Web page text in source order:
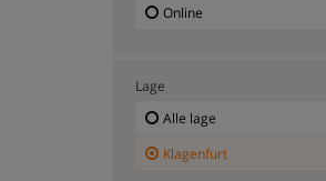
Online
Lage
Alle lage
Klagenfurt